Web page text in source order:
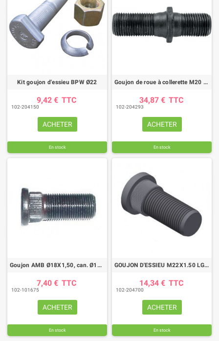
Kit goujon d'essieu BPW Ø22
9,42 € TTC
102-204150
ACHETER
En stock
Goujon de roue à collerette M20 x 1,5
34,87 € TTC
102-204293
ACHETER
En stock
Goujon AMB Ø18X1,50, can. Ø19,5 long 54 mm ADR
7,40 € TTC
102-101675
ACHETER
En stock
GOUJON D'ESSIEU M22X1.50 LG77 Ø 24 ADR
14,34 € TTC
102-204700
ACHETER
En stock